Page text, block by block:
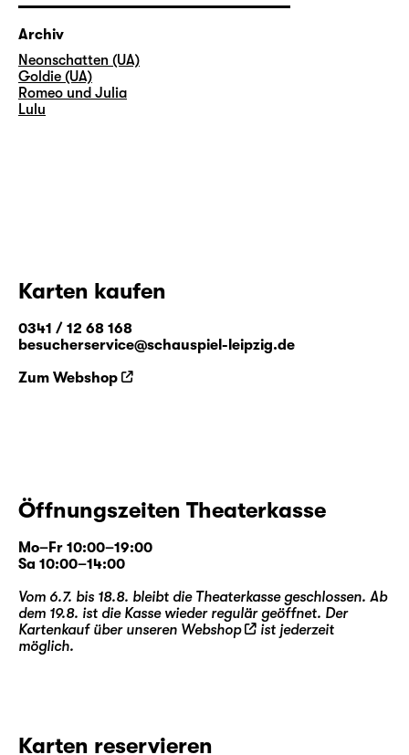
Archiv
Neonschatten (UA)
Goldie (UA)
Romeo und Julia
Lulu
Karten kaufen
0341 / 12 68 168
besucherservice@schauspiel-leipzig.de
Zum Webshop
Öffnungszeiten Theaterkasse
Mo–Fr 10:00–19:00
Sa 10:00–14:00
Vom 6.7. bis 18.8. bleibt die Theaterkasse geschlossen. Ab
dem 19.8. ist die Kasse wieder regulär geöffnet. Der
Kartenkauf über unseren Webshop
ist jederzeit
möglich.
Karten reservieren